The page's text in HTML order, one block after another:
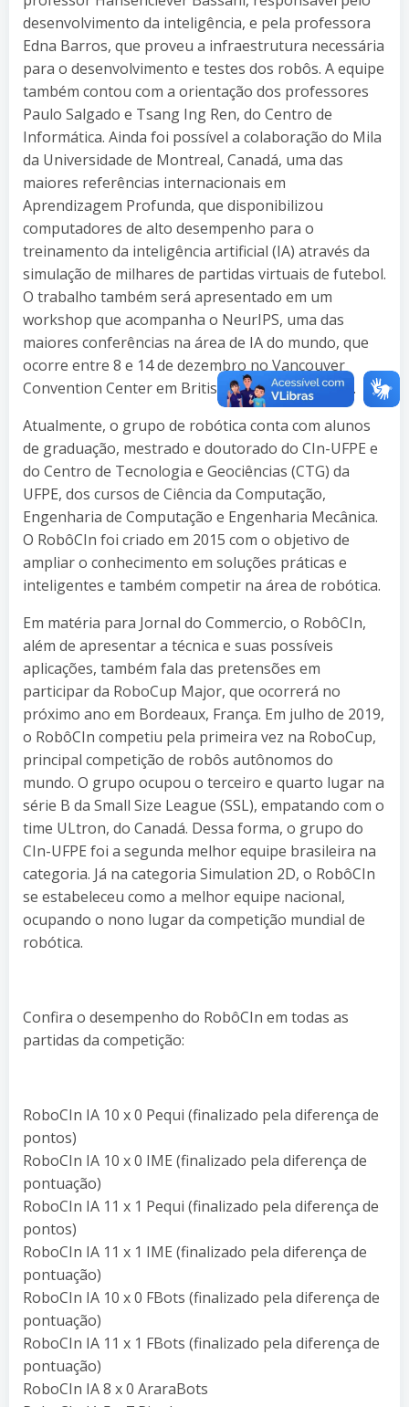
desenvolvimento da inteligência, e pela professora
Edna Barros, que proveu a infraestrutura necessária
para o desenvolvimento e testes dos robôs. A equipe
também contou com a orientação dos professores
Paulo Salgado e Tsang Ing Ren, do Centro de
Informática. Ainda foi possível a colaboração do Mila
da Universidade de Montreal, Canadá, uma das
maiores referências internacionais em
Aprendizagem Profunda, que disponibilizou
computadores de alto desempenho para o
treinamento da inteligência artificial (IA) através da
simulação de milhares de partidas virtuais de futebol.
O trabalho também será apresentado em um
workshop que acompanha o NeurIPS, uma das
maiores conferências na área de IA do mundo, que
ocorre entre 8 e 14 de dezembro no Vancouver
Convention Center em British Columbia, Canadá.
Atualmente, o grupo de robótica conta com alunos
de graduação, mestrado e doutorado do CIn-UFPE e
do Centro de Tecnologia e Geociências (CTG) da
UFPE, dos cursos de Ciência da Computação,
Engenharia de Computação e Engenharia Mecânica.
O RobôCIn foi criado em 2015 com o objetivo de
ampliar o conhecimento em soluções práticas e
inteligentes e também competir na área de robótica.
Em matéria para Jornal do Commercio, o RobôCIn,
além de apresentar a técnica e suas possíveis
aplicações, também fala das pretensões em
participar da RoboCup Major, que ocorrerá no
próximo ano em Bordeaux, França. Em julho de 2019,
o RobôCIn competiu pela primeira vez na RoboCup,
principal competição de robôs autônomos do
mundo. O grupo ocupou o terceiro e quarto lugar na
série B da Small Size League (SSL), empatando com o
time ULtron, do Canadá. Dessa forma, o grupo do
CIn-UFPE foi a segunda melhor equipe brasileira na
categoria. Já na categoria Simulation 2D, o RobôCIn
se estabeleceu como a melhor equipe nacional,
ocupando o nono lugar da competição mundial de
robótica.
Confira o desempenho do RobôCIn em todas as
partidas da competição:
RoboCIn IA 10 x 0 Pequi (finalizado pela diferença de
pontos)
RoboCIn IA 10 x 0 IME (finalizado pela diferença de
pontuação)
RoboCIn IA 11 x 1 Pequi (finalizado pela diferença de
pontos)
RoboCIn IA 11 x 1 IME (finalizado pela diferença de
pontuação)
RoboCIn IA 10 x 0 FBots (finalizado pela diferença de
pontuação)
RoboCIn IA 11 x 1 FBots (finalizado pela diferença de
pontuação)
RoboCIn IA 8 x 0 AraraBots